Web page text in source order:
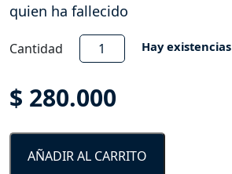
quien ha fallecido
Cantidad
Bono
Camino
Recuerdo
Hay existencias
$ 280.000
AÑADIR AL CARRITO